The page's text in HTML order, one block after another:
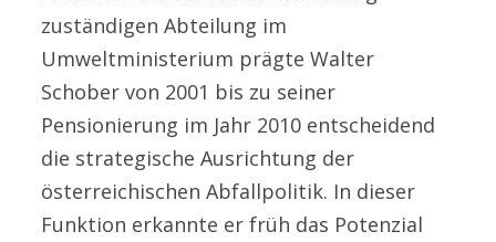
zuständigen Abteilung im
Umweltministerium prägte Walter
Schober von 2001 bis zu seiner
Pensionierung im Jahr 2010 entscheidend
die strategische Ausrichtung der
österreichischen Abfallpolitik. In dieser
Funktion erkannte er früh das Potenzial